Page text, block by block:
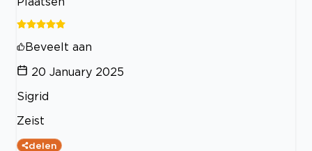
Beveelt aan
20 January 2025
Sigrid
Zeist
delen